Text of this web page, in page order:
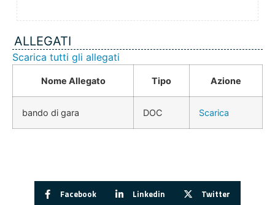
ALLEGATI
Scarica tutti gli allegati
Nome Allegato Tipo Azione
bando di gara DOC Scarica
Facebook Linkedin Twitter